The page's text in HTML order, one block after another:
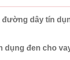
đường dây tín
dụng đen cho